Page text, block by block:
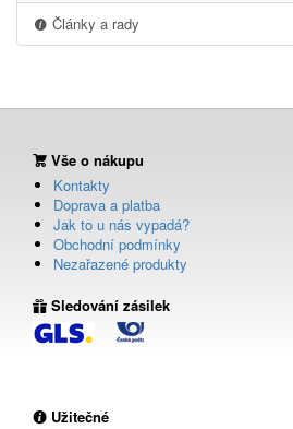
Články a rady
Vše o nákupu
Kontakty
Doprava a platba
Jak to u nás vypadá?
Obchodní podmínky
Nezařazené produkty
Sledování zásilek
Užitečné